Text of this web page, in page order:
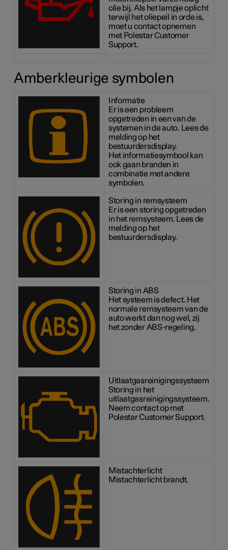
olie bij. Als het lampje oplicht
terwijl het oliepeil in orde is,
moet u contact opnemen
met Polestar Customer
Support.
Amberkleurige symbolen
Informatie
Er is een probleem
opgetreden in een van de
systemen in de auto. Lees de
melding op het
bestuurdersdisplay.
Het informatiesymbool kan
ook gaan branden in
combinatie met andere
symbolen.
Storing in remsysteem
Er is een storing opgetreden
in het remsysteem. Lees de
melding op het
bestuurdersdisplay.
Storing in ABS
Het systeem is defect. Het
normale remsysteem van de
auto werkt dan nog wel, zij
het zonder ABS-regeling.
Uitlaatgasreinigingssysteem
Storing in het
uitlaatgasreinigingssysteem.
Neem contact op met
Polestar Customer Support.
Mistachterlicht
Mistachterlicht brandt.